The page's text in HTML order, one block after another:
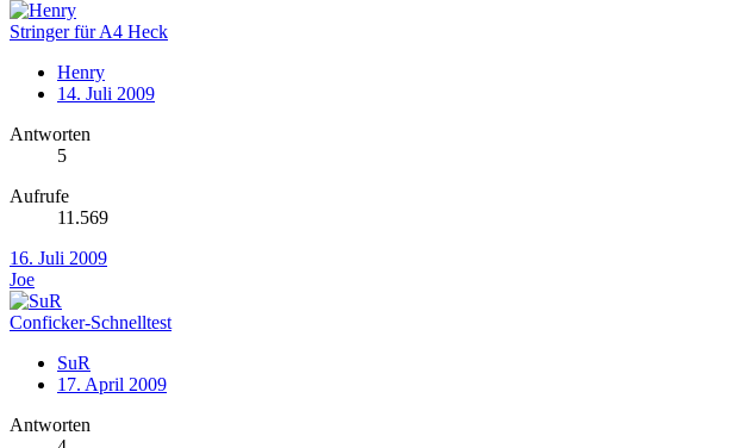
Stringer für A4 Heck
Henry
14. Juli 2009
Antworten
5
Aufrufe
11.569
16. Juli 2009
Joe
Conficker-Schnelltest
SuR
17. April 2009
Antworten